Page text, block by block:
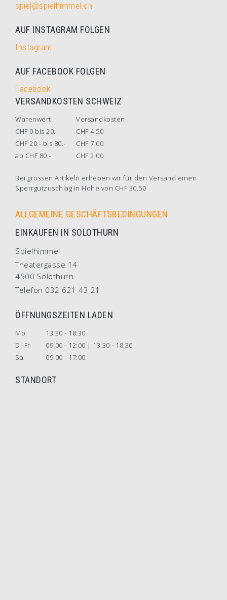
spiel@spielhimmel.ch
AUF INSTAGRAM FOLGEN
Instagram
AUF FACEBOOK FOLGEN
Facebook
VERSANDKOSTEN SCHWEIZ
Warenwert
Versandkosten
CHF 0 bis 20.-
CHF 4.50
CHF 20.- bis 80.-
CHF 7.00
ab CHF 80.-
CHF 2.00
Bei grossen Artikeln erheben wir für den Versand einen
Sperrgutzuschlag in Höhe von CHF 30.50
ALLGEMEINE GESCHÄFTSBEDINGUNGEN
EINKAUFEN IN SOLOTHURN
Spielhimmel
Theatergasse 14
4500 Solothurn
Telefon 032 621 43 21
ÖFFNUNGSZEITEN LADEN
Mo
13:30 - 18:30
Di-Fr
09:00 - 12:00 | 13:30 - 18:30
Sa
09:00 - 17:00
STANDORT